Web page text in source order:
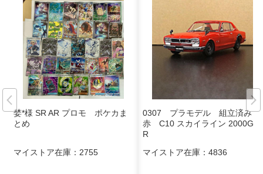
婪*様 SR AR プロモ ポケカま
とめ
マイストア在庫： 2755
0307 プラモデル 組立済み
赤 C10 スカイライン 2000GT-
R
マイストア在庫： 4836